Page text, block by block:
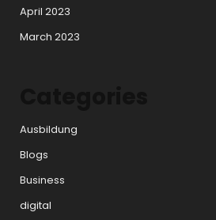
April 2023
March 2023
Ausbildung
Blogs
Business
digital